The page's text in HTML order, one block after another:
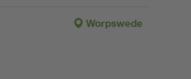
Worpswede